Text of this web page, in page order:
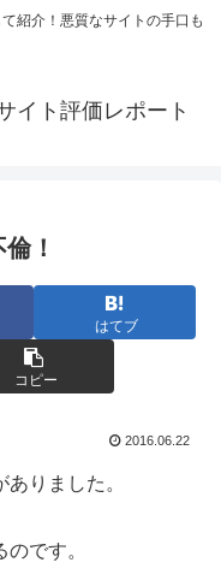
紹介！悪質なサイトの手口も
イト評価レポート
！
はてブ
コピー
2016.06.22
りました。
です。